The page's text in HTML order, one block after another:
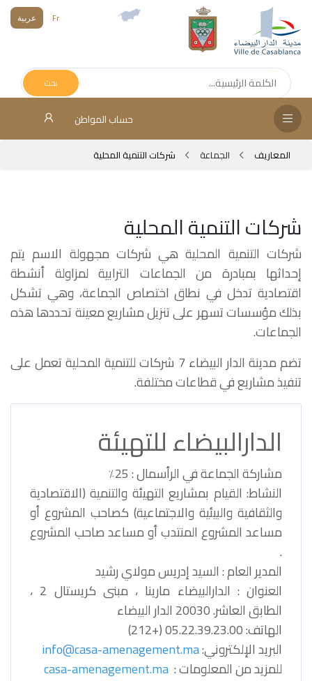
Fr عربية
بحث
حساب المواطن
المعاريف الجماعة شركات التنمية المحلية
شركات التنمية المحلية
شركات التنمية المحلية هي شركات مجهولة الاسم يتم
إحداثها بمبادرة من الجماعات الترابية لمزاولة أنشطة
اقتصادية تدخل في نطاق اختصاص الجماعة، وهي تشكل
بذلك مؤسسات تسهر على تنزيل مشاريع معينة تحددها هذه
الجماعات.
تضم مدينة الدار البيضاء 7 شركات للتنمية المحلية تعمل على
تنفيذ مشاريع في قطاعات مختلفة.
الدارالبيضاء للتهيئة
مشاركة الجماعة في الرأسمال : 25٪
النشاط: القيام بمشاريع التهيئة والتنمية (الاقتصادية
والثقافية والبيئية والاجتماعية) كصاحب المشروع أو
مساعد المشروع المنتدب أو مساعد صاحب المشروع
.
المدير العام : السيد إدريس مولاي رشيد
العنوان : الدارالبيضاء مارينا ، مبنى كريستال 2 ،
الطابق العاشر. 20030 الدار البيضاء
الهاتف: 05.22.39.23.00 (+212)
البريد الإلكتروني:info@casa-amenagement.ma
للمزيد من المعلومات :